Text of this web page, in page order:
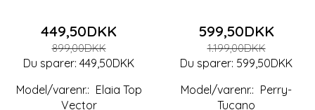
449,50DKK
899,00DKK
Du sparer: 449,50DKK
Model/varenr.: Elaia Top
Vector
599,50DKK
1.199,00DKK
Du sparer: 599,50DKK
Model/varenr.: Perry-
Tucano